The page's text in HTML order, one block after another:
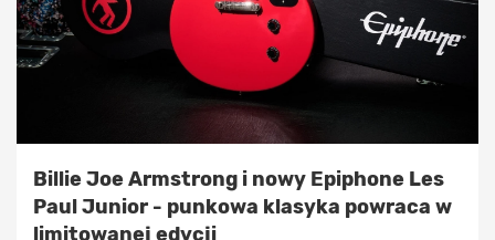
Billie Joe Armstrong i nowy Epiphone Les
Paul Junior - punkowa klasyka powraca w
limitowanej edycji